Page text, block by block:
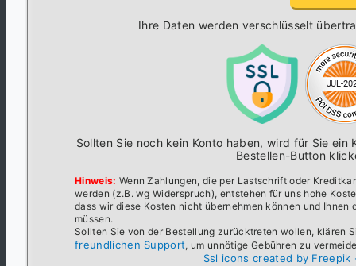
Ihre Daten werden verschlüsselt
Sollten Sie noch kein Konto haben, wird für Sie
Bestellen-Button
Hinweis: Wenn Zahlungen, die per Lastschrift oder
werden (z.B. wg Widerspruch), entstehen für uns hohe
dass wir diese Kosten nicht übernehmen können und Ihnen
müssen.
Sollten Sie von der Bestellung zurücktreten wollen, klären
freundlichen Support, um unnötige Gebühren zu
Ssl icons created by Freepik